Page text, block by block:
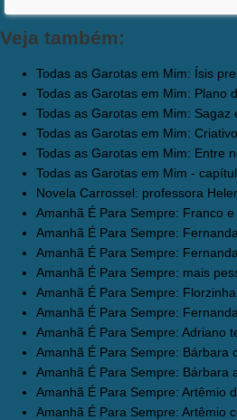
Veja também:
Todas as Garotas em Mim: Ísis
Todas as Garotas em Mim: Plano
Todas as Garotas em Mim: Sagaz
Todas as Garotas em Mim:
Todas as Garotas em Mim: Entre
Todas as Garotas em Mim -
Novela Carrossel: professora
Amanhã É Para Sempre: Franco e
Amanhã É Para Sempre:
Amanhã É Para Sempre:
Amanhã É Para Sempre: mais
Amanhã É Para Sempre:
Amanhã É Para Sempre:
Amanhã É Para Sempre: Adriano
Amanhã É Para Sempre: Bárbara
Amanhã É Para Sempre: Bárbara
Amanhã É Para Sempre: Artêmio
Amanhã É Para Sempre: Artêmio